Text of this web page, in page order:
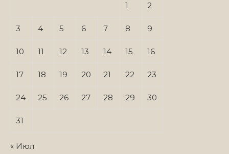
1 2
3 4 5 6 7 8 9
10 11 12 13 14 15 16
17 18 19 20 21 22 23
24 25 26 27 28 29 30
31
« Июл